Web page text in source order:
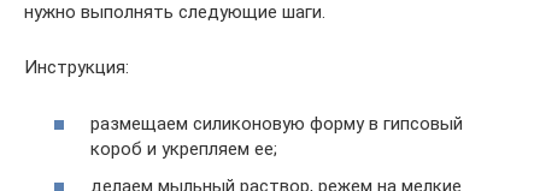
нужно выполнять следующие шаги.
Инструкция:
размещаем силиконовую форму в гипсовый
короб и укрепляем ее;
делаем мыльный раствор, режем на мелкие